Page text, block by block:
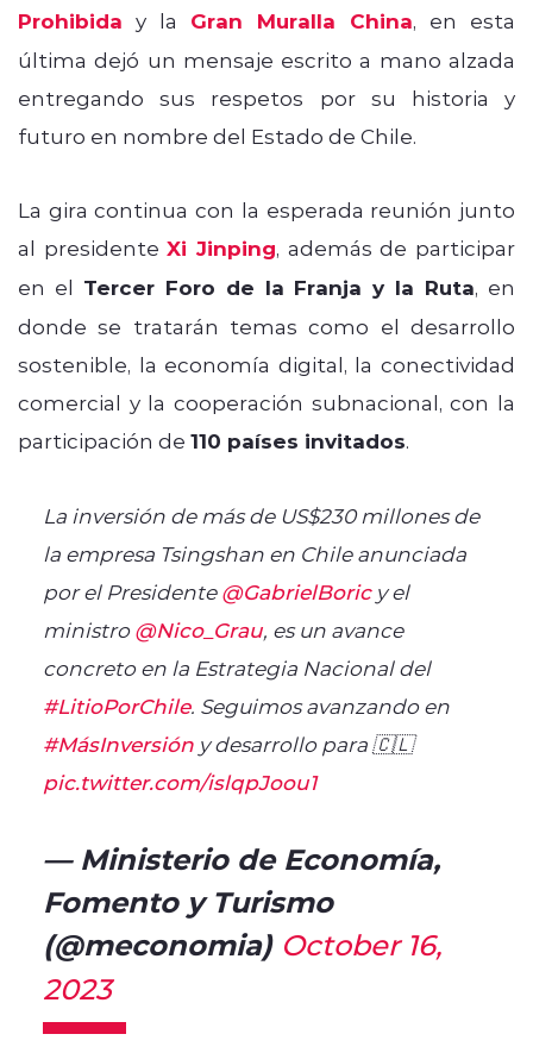
Prohibida y la Gran Muralla China, en esta
última dejó un mensaje escrito a mano alzada
entregando sus respetos por su historia y
futuro en nombre del Estado de Chile.
La gira continua con la esperada reunión junto
al presidenteXi Jinping, además de participar
en el Tercer Foro de la Franja y la Ruta, en
donde se tratarán temas como el desarrollo
sostenible, la economía digital, la conectividad
comercial y la cooperación subnacional, con la
participación de 110 países invitados.
La inversión de más de US$230 millones de
la empresa Tsingshan en Chile anunciada
por el Presidente@GabrielBoricy el
ministro@Nico_Grau, es un avance
concreto en la Estrategia Nacional del
#LitioPorChile. Seguimos avanzando en
#MásInversióny desarrollo para 🇨🇱
pic.twitter.com/islqpJoou1
— Ministerio de Economía,
Fomento y Turismo
(@meconomia) October 16,
2023